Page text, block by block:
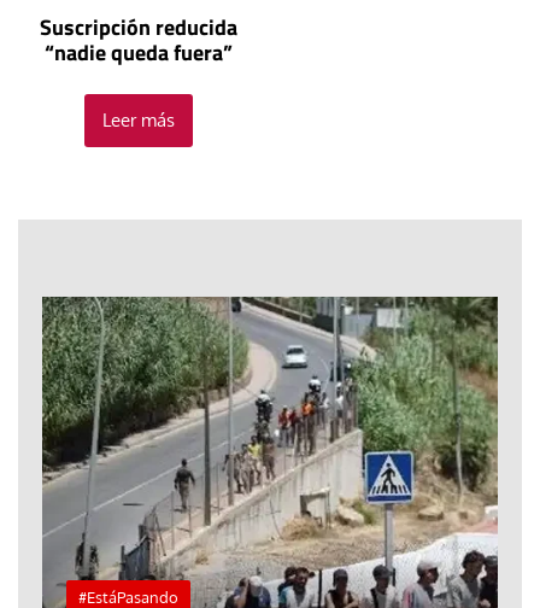
Suscripción reducida
“nadie queda fuera”
Leer más
#EstáPasando